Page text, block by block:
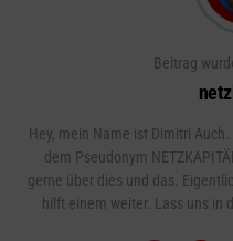
Beitrag
Hey, mein Name ist Dimitri
dem Pseudonym
gerne über dies und das.
hilft einem weiter. Lass uns in